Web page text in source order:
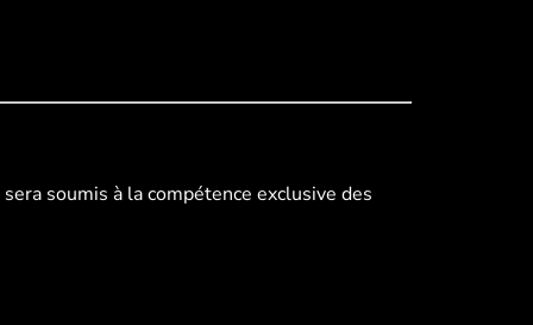
soumis à la compétence exclusive des